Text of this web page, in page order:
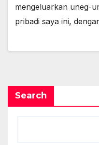
mengeluarkan uneg-
pribadi saya ini,
Search